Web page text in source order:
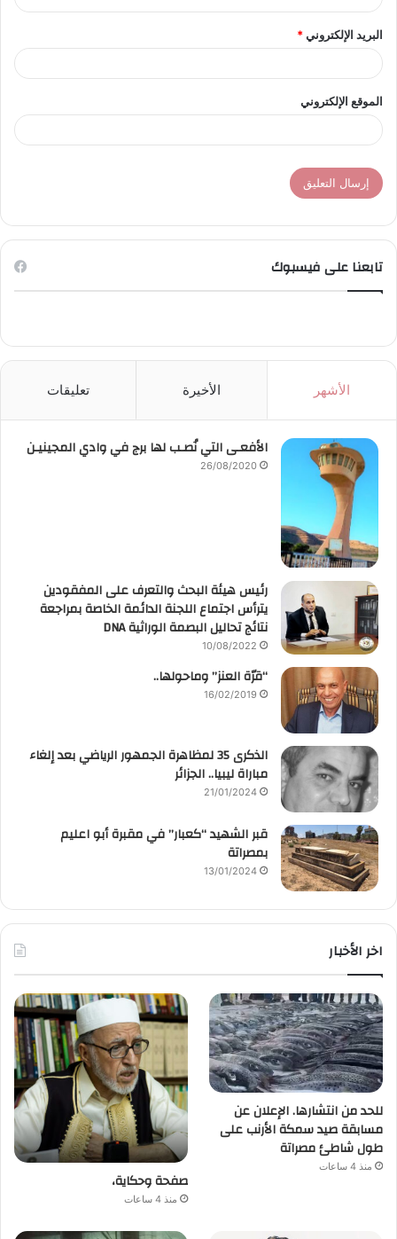
البريد الإلكتروني*
الموقع الإلكتروني
تابعنا على فيسبوك
الأشهر الأخيرة تعليقات
الأفعـى التي نُصـب لها برج في وادي المجينيـن
26/08/2020
رئيس هيئة البحث والتعرف على المفقودين
يترأس اجتماع اللجنة الدائمة الخاصة بمراجعة
نتائج تحاليل البصمة الوراثية DNA
10/08/2022
“قرّة العنز” وماحولها..
16/02/2019
الذكرى 35 لمظاهرة الجمهور الرياضي بعد إلغاء
مباراة ليبيا.. الجزائر
21/01/2024
قبر الشهيد “كعبار” في مقبرة أبو اعليم
بمصراتة
13/01/2024
اخر الأخبار
للحد من انتشارها. الإعلان عن
مسابقة صيد سمكة الأرنب على
طول شاطئ مصراتة
منذ 4 ساعات
صفحة وحكاية،
منذ 4 ساعات